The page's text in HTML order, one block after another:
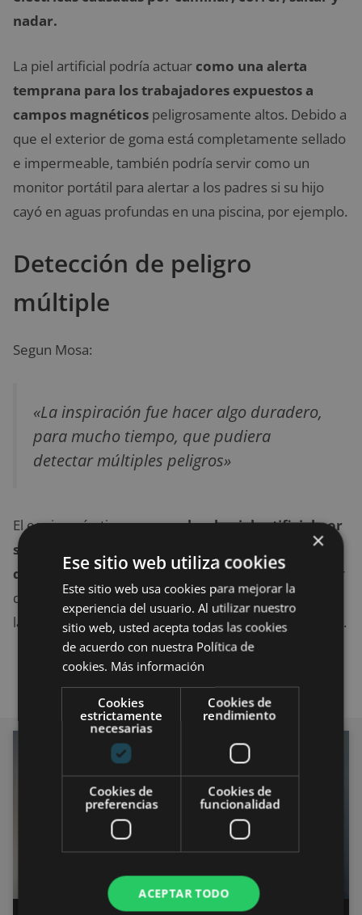
nadar.
La piel artificial podría actuar como una alerta
temprana para los trabajadores expuestos a
campos magnéticos peligrosamente altos. Debido a
que el exterior de goma está completamente sellado
e impermeable, también podría servir como un
monitor portátil para alertar a los padres si su hijo
cayó en aguas profundas en una piscina, por ejemplo.
Detección de peligro
múltiple
Segun Mosa:
«La inspiración fue hacer algo duradero,
para mucho tiempo, que pudiera
detectar múltiples peligros»
El equipo aún tiene queprobar la piel artificial por
su respuesta al calor y al frío, pero sospechan
que también funcionará. El siguiente paso es hacer
que el sensor en una configuración plana, más como
la piel más parecido a la piel, y ver si todavía funciona.
×
Ese sitio web utiliza cookies
Este sitio web usa cookies para mejorar la
experiencia del usuario. Al utilizar nuestro
sitio web, usted acepta todas las cookies
de acuerdo con nuestra Política de
cookies. Más información
Cookies
estrictamente
necesarias
Cookies de
rendimiento
Cookies de
preferencias
Cookies de
funcionalidad
ACEPTAR TODO